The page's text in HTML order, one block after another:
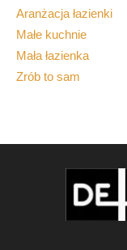
Aranżacja łazienki
Małe kuchnie
Mała łazienka
Zrób to sam